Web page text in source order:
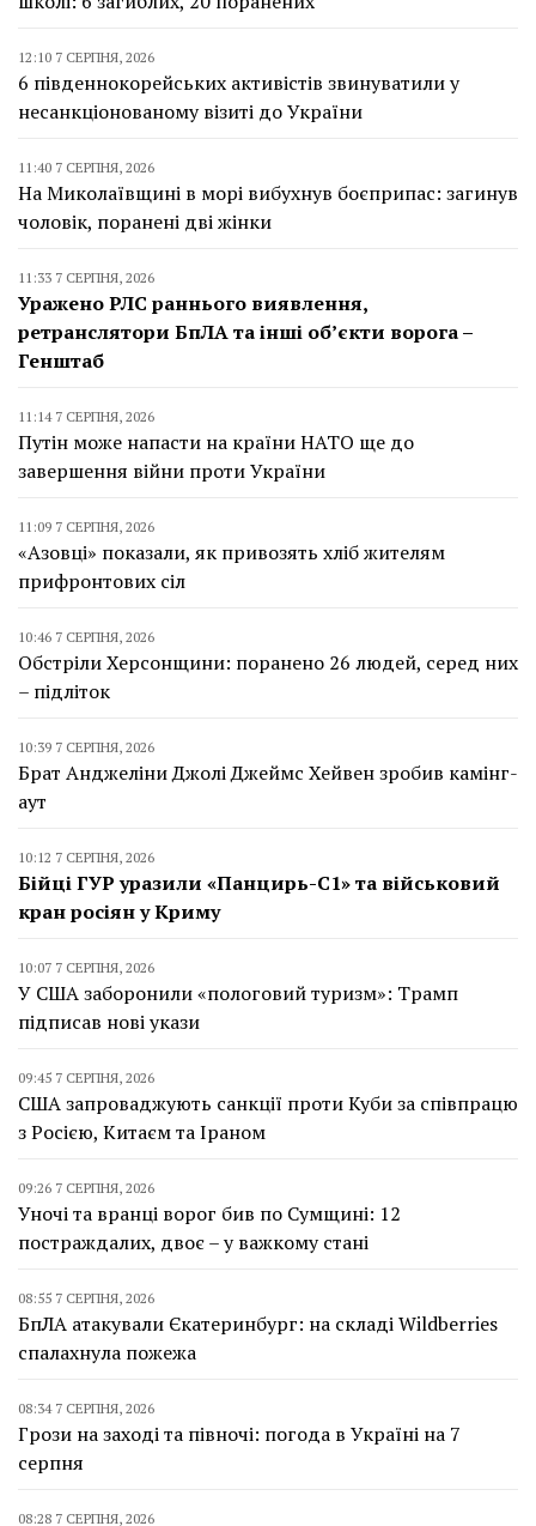
12:10 7 СЕРПНЯ, 2026
6 південнокорейських активістів звинуватили у
несанкціонованому візиті до України
11:40 7 СЕРПНЯ, 2026
На Миколаївщині в морі вибухнув боєприпас: загинув
чоловік, поранені дві жінки
11:33 7 СЕРПНЯ, 2026
Уражено РЛС раннього виявлення,
ретранслятори БпЛА та інші об’єкти ворога –
Генштаб
11:14 7 СЕРПНЯ, 2026
Путін може напасти на країни НАТО ще до
завершення війни проти України
11:09 7 СЕРПНЯ, 2026
«Азовці» показали, як привозять хліб жителям
прифронтових сіл
10:46 7 СЕРПНЯ, 2026
Обстріли Херсонщини: поранено 26 людей, серед них
– підліток
10:39 7 СЕРПНЯ, 2026
Брат Анджеліни Джолі Джеймс Хейвен зробив камінг-
аут
10:12 7 СЕРПНЯ, 2026
Бійці ГУР уразили «Панцирь-С1» та військовий
кран росіян у Криму
10:07 7 СЕРПНЯ, 2026
У США заборонили «пологовий туризм»: Трамп
підписав нові укази
09:45 7 СЕРПНЯ, 2026
США запроваджують санкції проти Куби за співпрацю
з Росією, Китаєм та Іраном
09:26 7 СЕРПНЯ, 2026
Уночі та вранці ворог бив по Сумщині: 12
постраждалих, двоє – у важкому стані
08:55 7 СЕРПНЯ, 2026
БпЛА атакували Єкатеринбург: на складі Wildberries
спалахнула пожежа
08:34 7 СЕРПНЯ, 2026
Грози на заході та півночі: погода в Україні на 7
серпня
08:28 7 СЕРПНЯ, 2026